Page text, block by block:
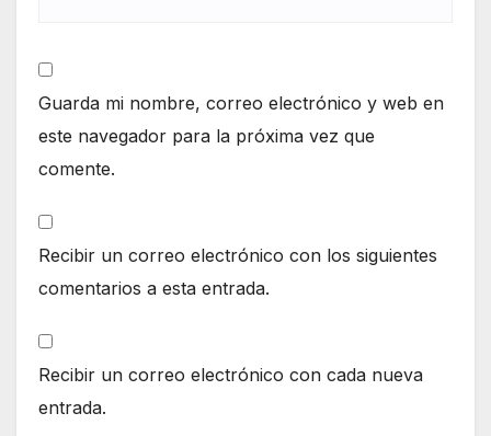
Guarda mi nombre, correo electrónico y web en
este navegador para la próxima vez que
comente.
Recibir un correo electrónico con los siguientes
comentarios a esta entrada.
Recibir un correo electrónico con cada nueva
entrada.